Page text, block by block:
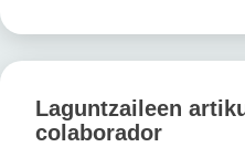
Laguntzaileen
colaborador